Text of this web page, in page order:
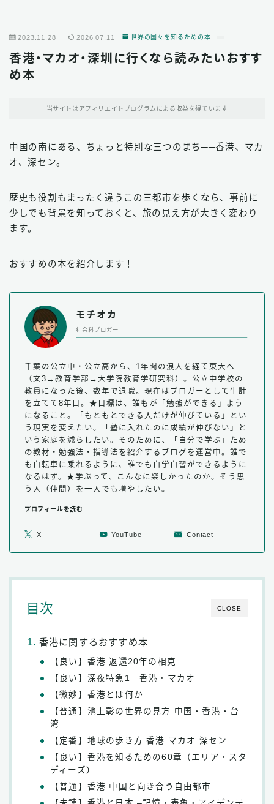
2023.11.28 2026.07.11 世界の国々を知るための本
香港・マカオ・深圳に行くなら読みたいおすす
め本
当サイトはアフィリエイトプログラムによる収益を得ています
中国の南にある、ちょっと特別な三つのまち──香港、マカ
オ、深セン。
歴史も役割もまったく違うこの三都市を歩くなら、事前に
少しでも背景を知っておくと、旅の見え方が大きく変わり
ます。
おすすめの本を紹介します！
モチオカ
社会科ブロガー
千葉の公立中・公立高から、1年間の浪人を経て東大へ
（文3→教育学部→大学院教育学研究科）。公立中学校の
教員になった後、数年で退職。現在はブロガーとして生計
を立てて8年目。★目標は、誰もが「勉強ができる」よう
になること。「もともとできる人だけが伸びている」とい
う現実を変えたい。「塾に入れたのに成績が伸びない」と
いう家庭を減らしたい。そのために、「自分で学ぶ」ため
の教材・勉強法・指導法を紹介するブログを運営中。誰で
も自転車に乗れるように、誰でも自学自習ができるように
なるはず。★学ぶって、こんなに楽しかったのか。そう思
う人（仲間）を一人でも増やしたい。
プロフィールを読む
X YouTube Contact
CLOSE
目次
香港に関するおすすめ本
【良い】香港 返還20年の相克
【良い】深夜特急1 香港・マカオ
【微妙】香港とは何か
【普通】池上彰の世界の見方 中国・香港・台
湾
【定番】地球の歩き方 香港 マカオ 深セン
【良い】香港を知るための60章（エリア・スタ
ディーズ）
【普通】香港 中国と向き合う自由都市